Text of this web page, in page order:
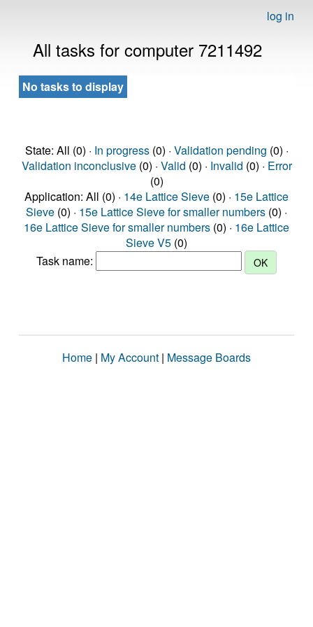
log in
All tasks for computer 7211492
No tasks to display
State: All (0) · In progress(0) · Validation pending (0) ·
Validation inconclusive(0) · Valid (0) · Invalid (0) · Error
(0)
Application: All (0) · 14e Lattice Sieve (0) · 15e Lattice
Sieve (0) · 15e Lattice Sieve for smaller numbers (0) ·
16e Lattice Sieve for smaller numbers (0) · 16e Lattice
Sieve V5 (0)
Task name:
Home | My Account | Message Boards